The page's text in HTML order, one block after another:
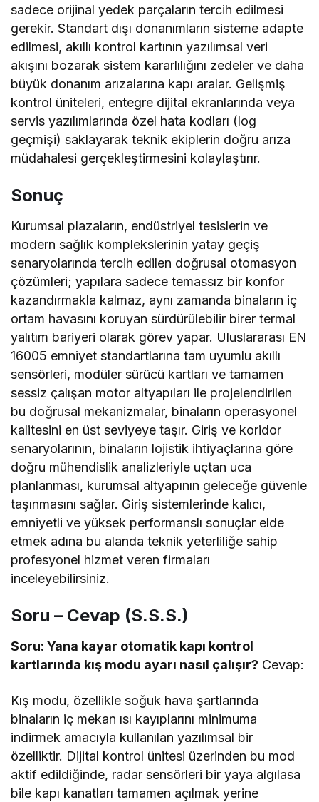
sadece orijinal yedek parçaların tercih edilmesi
gerekir. Standart dışı donanımların sisteme adapte
edilmesi, akıllı kontrol kartının yazılımsal veri
akışını bozarak sistem kararlılığını zedeler ve daha
büyük donanım arızalarına kapı aralar. Gelişmiş
kontrol üniteleri, entegre dijital ekranlarında veya
servis yazılımlarında özel hata kodları (log
geçmişi) saklayarak teknik ekiplerin doğru arıza
müdahalesi gerçekleştirmesini kolaylaştırır.
Sonuç
Kurumsal plazaların, endüstriyel tesislerin ve
modern sağlık komplekslerinin yatay geçiş
senaryolarında tercih edilen doğrusal otomasyon
çözümleri; yapılara sadece temassız bir konfor
kazandırmakla kalmaz, aynı zamanda binaların iç
ortam havasını koruyan sürdürülebilir birer termal
yalıtım bariyeri olarak görev yapar. Uluslararası EN
16005 emniyet standartlarına tam uyumlu akıllı
sensörleri, modüler sürücü kartları ve tamamen
sessiz çalışan motor altyapıları ile projelendirilen
bu doğrusal mekanizmalar, binaların operasyonel
kalitesini en üst seviyeye taşır. Giriş ve koridor
senaryolarının, binaların lojistik ihtiyaçlarına göre
doğru mühendislik analizleriyle uçtan uca
planlanması, kurumsal altyapının geleceğe güvenle
taşınmasını sağlar. Giriş sistemlerinde kalıcı,
emniyetli ve yüksek performanslı sonuçlar elde
etmek adına bu alanda teknik yeterliliğe sahip
profesyonel hizmet veren firmaları
inceleyebilirsiniz.
Soru – Cevap (S.S.S.)
Soru: Yana kayar otomatik kapı kontrol
kartlarında kış modu ayarı nasıl çalışır? Cevap:
Kış modu, özellikle soğuk hava şartlarında
binaların iç mekan ısı kayıplarını minimuma
indirmek amacıyla kullanılan yazılımsal bir
özelliktir. Dijital kontrol ünitesi üzerinden bu mod
aktif edildiğinde, radar sensörleri bir yaya algılasa
bile kapı kanatları tamamen açılmak yerine